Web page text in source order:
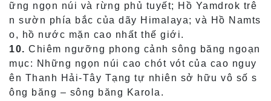
ững ngọn núi và rừng phủ tuyết; Hồ Yamdrok trê
n sườn phía bắc của dãy Himalaya; và Hồ Namts
o, hồ nước mặn cao nhất thế giới.
10. Chiêm ngưỡng phong cảnh sông băng ngoạn
mục: Những ngọn núi cao chót vót của cao nguy
ên Thanh Hải-Tây Tạng tự nhiên sở hữu vô số s
ông băng – sông băng Karola.